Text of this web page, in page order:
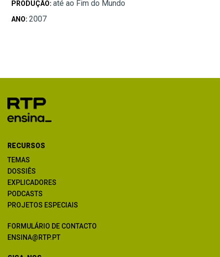
PRODUÇÃO: até ao Fim do Mundo
ANO: 2007
RECURSOS
TEMAS
DOSSIÊS
EXPLICADORES
PODCASTS
PROJETOS ESPECIAIS
FORMULÁRIO DE CONTACTO
ENSINA@RTP.PT